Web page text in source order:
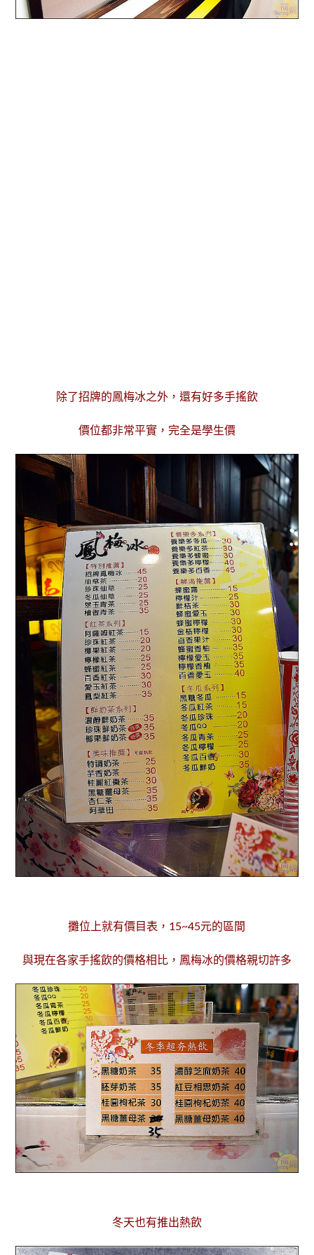
除了招牌的鳳梅冰之外，還有好多手搖飲
價位都非常平實，完全是學生價
攤位上就有價目表，15~45元的區間
與現在各家手搖飲的價格相比，鳳梅冰的價格親切許多
冬天也有推出熱飲